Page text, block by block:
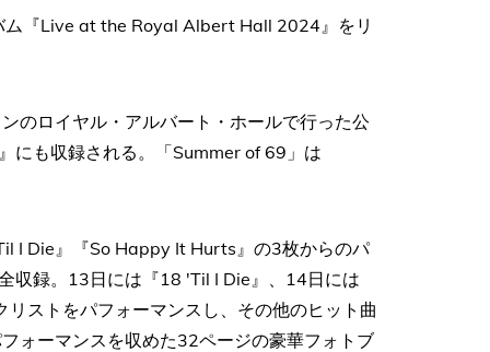
ム『Live at the Royal Albert Hall 2024』をリ
のロイヤル・アルバート・ホールで行った公
も収録される。「Summer of 69」は
I Die』『So Happy It Hurts』の3枚からのパ
収録。13日には『18 'Til I Die』、14日には
ストをパフォーマンスし、その他のヒット曲
ォーマンスを収めた32ページの豪華フォトブ